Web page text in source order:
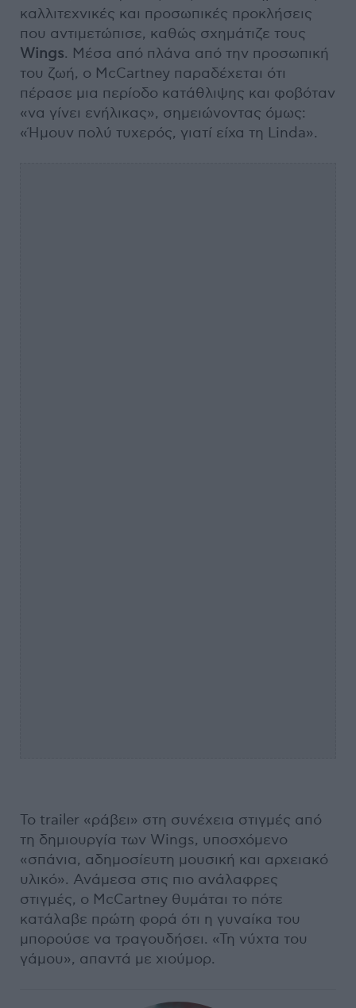
καλλιτεχνικές και προσωπικές προκλήσεις
που αντιμετώπισε, καθώς σχημάτιζε τους
Wings. Μέσα από πλάνα από την προσωπική
του ζωή, ο McCartney παραδέχεται ότι
πέρασε μια περίοδο κατάθλιψης και φοβόταν
«να γίνει ενήλικας», σημειώνοντας όμως:
«Ήμουν πολύ τυχερός, γιατί είχα τη Linda».
Το trailer «ράβει» στη συνέχεια στιγμές από
τη δημιουργία των Wings, υποσχόμενο
«σπάνια, αδημοσίευτη μουσική και αρχειακό
υλικό». Ανάμεσα στις πιο ανάλαφρες
στιγμές, ο McCartney θυμάται το πότε
κατάλαβε πρώτη φορά ότι η γυναίκα του
μπορούσε να τραγουδήσει. «Τη νύχτα του
γάμου», απαντά με χιούμορ.